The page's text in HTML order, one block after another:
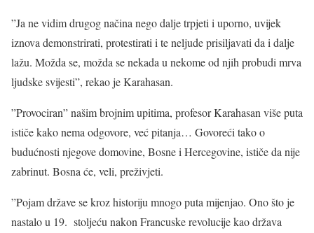
”Ja ne vidim drugog načina nego dalje trpjeti i uporno, uvijek
iznova demonstrirati, protestirati i te neljude prisiljavati da i dalje
lažu. Možda se, možda se nekada u nekome od njih probudi mrva
ljudske svijesti”, rekao je Karahasan.
”Provociran” našim brojnim upitima, profesor Karahasan više puta
ističe kako nema odgovore, već pitanja… Govoreći tako o
budućnosti njegove domovine, Bosne i Hercegovine, ističe da nije
zabrinut. Bosna će, veli, preživjeti.
”Pojam države se kroz historiju mnogo puta mijenjao. Ono što je
nastalo u 19. stoljeću nakon Francuske revolucije kao država